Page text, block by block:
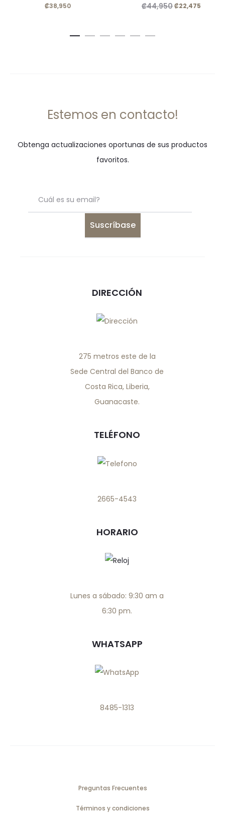
₡38,950
₡44,950El
₡22,475
Estemos en contacto!
Obtenga actualizaciones oportunas de sus productos
favoritos.
DIRECCIÓN
275 metros este de la
Sede Central del Banco de
Costa Rica, Liberia,
Guanacaste.
TELÉFONO
2665-4543
HORARIO
Lunes a sábado: 9:30 am a
6:30 pm.
WHATSAPP
8485-1313
Preguntas Frecuentes
Términos y condiciones